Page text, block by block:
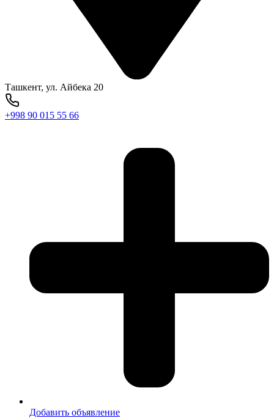
Ташкент, ул. Айбека 20
+998 90 015 55 66
Добавить объявление